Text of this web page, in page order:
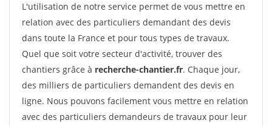
L'utilisation de notre service permet de vous mettre en
relation avec des particuliers demandant des devis
dans toute la France et pour tous types de travaux.
Quel que soit votre secteur d'activité, trouver des
chantiers grâce à recherche-chantier.fr. Chaque jour,
des milliers de particuliers demandent des devis en
ligne. Nous pouvons facilement vous mettre en relation
avec des particuliers demandeurs de travaux pour leur